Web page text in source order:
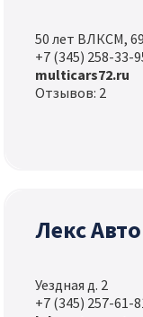
50 лет ВЛКСМ,
+7 (345) 258-33-
multicars72.ru
Отзывов: 2
Лекс Авто
Уездная д. 2
+7 (345) 257-61-